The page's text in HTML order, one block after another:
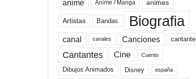
anime Anime / Manga animes
Artistas Bandas Biografia
canal canales Canciones cantante
Cantantes Cine Cuento
Dibujos Animados Disney españa